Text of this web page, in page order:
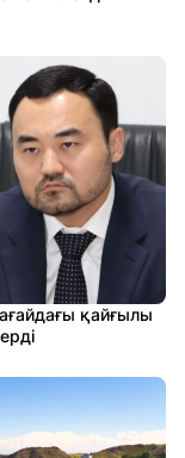
қайғылы